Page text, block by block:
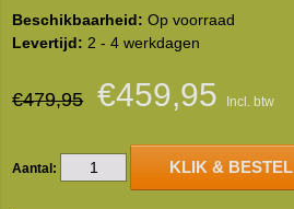
Beschikbaarheid: Op voorraad
Levertijd: 2 - 4 werkdagen
€479,95 €459,95 Incl. btw
Aantal: KLIK & BESTEL